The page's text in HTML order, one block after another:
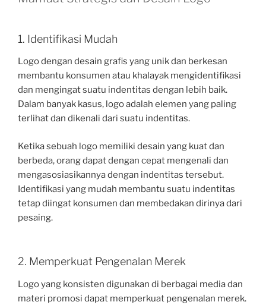
1. Identifikasi Mudah
Logo dengan desain grafis yang unik dan berkesan
membantu konsumen atau khalayak mengidentifikasi
dan mengingat suatu indentitas dengan lebih baik.
Dalam banyak kasus, logo adalah elemen yang paling
terlihat dan dikenali dari suatu indentitas.
Ketika sebuah logo memiliki desain yang kuat dan
berbeda, orang dapat dengan cepat mengenali dan
mengasosiasikannya dengan indentitas tersebut.
Identifikasi yang mudah membantu suatu indentitas
tetap diingat konsumen dan membedakan dirinya dari
pesaing.
2. Memperkuat Pengenalan Merek
Logo yang konsisten digunakan di berbagai media dan
materi promosi dapat memperkuat pengenalan merek.